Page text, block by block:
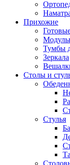
Прихожие
Тумбы
Зеркала
Столы и
Стулья